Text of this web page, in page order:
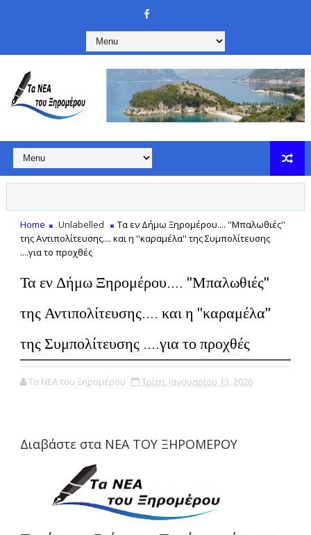
Home Unlabelled
Τα εν Δήμω Ξηρομέρου.... ''Μπαλωθιές''
της Αντιπολίτευσης.... και η ''καραμέλα'' της Συμπολίτευσης
....για το προχθές
Τα εν Δήμω Ξηρομέρου.... ''Μπαλωθιές''
της Αντιπολίτευσης.... και η ''καραμέλα''
της Συμπολίτευσης ....για το προχθές
Τα ΝΕΑ του Ξηρομέρου Τρίτη, Ιανουαρίου 13, 2026
Διαβάστε στα ΝΕΑ ΤΟΥ ΞΗΡΟΜΕΡΟΥ